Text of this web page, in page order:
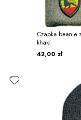
Czapka beanie
khaki
42,00 zł